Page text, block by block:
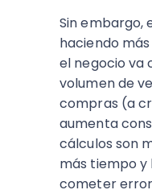
Sin embargo,
haciendo
el negocio va
volumen de
compras (a
aumenta
cálculos son
más tiempo y
cometer